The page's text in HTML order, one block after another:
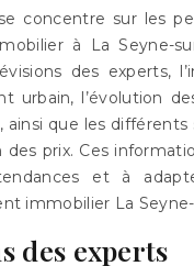
concentre sur les
à La Seyne-
des experts,
urbain, l’évolution
ainsi que les différents
des prix. Ces
et à
immobilier La
des experts